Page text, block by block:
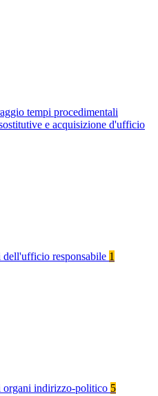
tempi procedimentali
e acquisizione d'ufficio
dell'ufficio responsabile 1
organi indirizzo-politico 5